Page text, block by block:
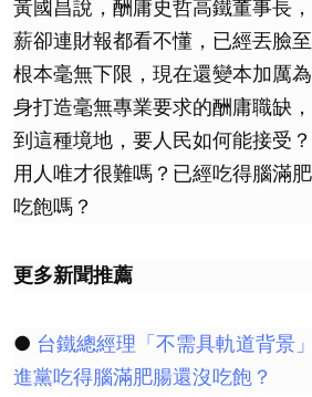
黃國昌說，酬庸史哲高鐵董事長
薪卻連財報都看不懂，已經丟臉
根本毫無下限，現在還變本加厲
身打造毫無專業要求的酬庸職缺
到這種境地，要人民如何能接受
用人唯才很難嗎？已經吃得腦滿
吃飽嗎？
更多新聞推薦
● 台鐵總經理「不需具軌道背景
進黨吃得腦滿肥腸還沒吃飽？